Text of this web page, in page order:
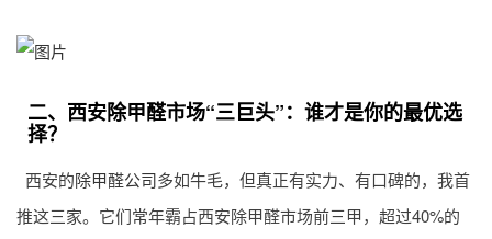
二、西安除甲醛市场“三巨头”：谁才是你的最优选
择？
西安的除甲醛公司多如牛毛，但真正有实力、有口碑的，我首
推这三家。它们常年霸占西安除甲醛市场前三甲，超过40%的